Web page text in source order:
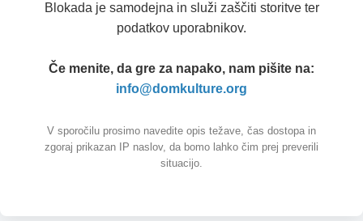
Blokada je samodejna in služi zaščiti storitve ter
podatkov uporabnikov.
Če menite, da gre za napako, nam pišite na:
info@domkulture.org
V sporočilu prosimo navedite opis težave, čas dostopa in
zgoraj prikazan IP naslov, da bomo lahko čim prej preverili
situacijo.